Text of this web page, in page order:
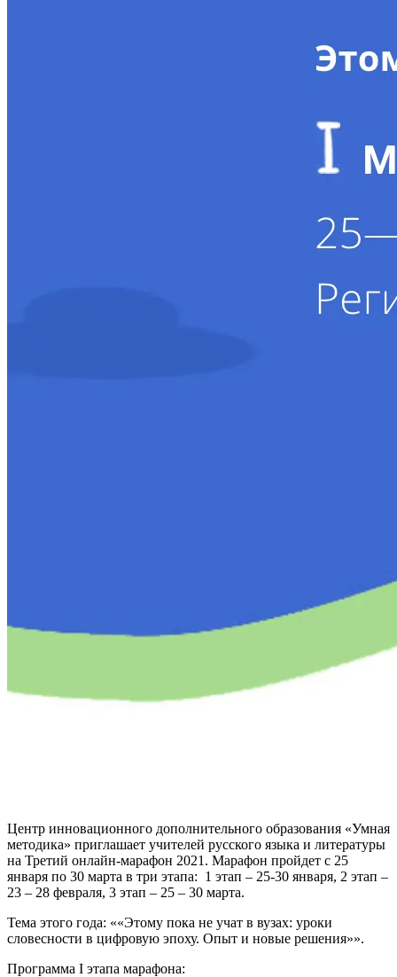
Центр инновационного дополнительного образования «Умная
методика» приглашает учителей русского языка и литературы
на Третий онлайн-марафон 2021. Марафон пройдет с 25
января по 30 марта в три этапа: 1 этап – 25-30 января, 2 этап –
23 – 28 февраля, 3 этап – 25 – 30 марта.
Тема этого года: ««Этому пока не учат в вузах: уроки
словесности в цифровую эпоху. Опыт и новые решения»».
Программа I этапа марафона: